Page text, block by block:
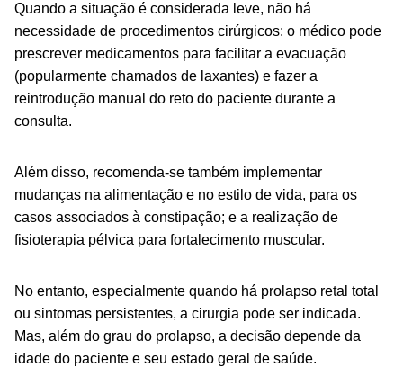
Quando a situação é considerada leve, não há
necessidade de procedimentos cirúrgicos: o médico pode
prescrever medicamentos para facilitar a evacuação
(popularmente chamados de laxantes) e fazer a
reintrodução manual do reto do paciente durante a
consulta.
Além disso, recomenda-se também implementar
mudanças na alimentação e no estilo de vida, para os
casos associados à constipação; e a realização de
fisioterapia pélvica para fortalecimento muscular.
No entanto, especialmente quando há prolapso retal total
ou sintomas persistentes, a cirurgia pode ser indicada.
Mas, além do grau do prolapso, a decisão depende da
idade do paciente e seu estado geral de saúde.